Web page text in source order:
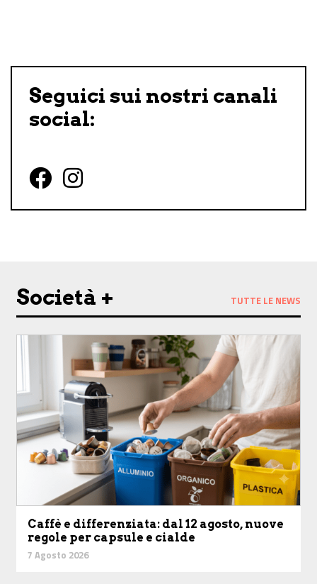
Seguici sui nostri canali
social:
Follow us on Facebook
Follow us on Instagram
Società + TUTTE LE NEWS
Caffè e differenziata: dal 12 agosto, nuove
regole per capsule e cialde
7 Agosto 2026